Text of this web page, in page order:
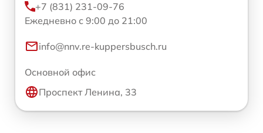
+7 (831) 231-09-76
Ежедневно с 9:00 до 21:00
info@nnv.re-kuppersbusch.ru
Основной офис
Проспект Ленина, 33